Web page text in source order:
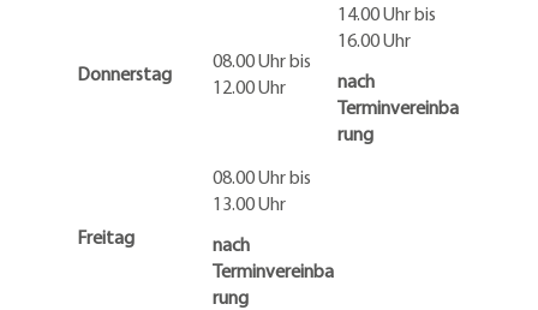
Donnerstag
08.00 Uhr bis
12.00 Uhr
14.00 Uhr bis
16.00 Uhr
nach
Terminvereinba
rung
Freitag
08.00 Uhr bis
13.00 Uhr
nach
Terminvereinba
rung